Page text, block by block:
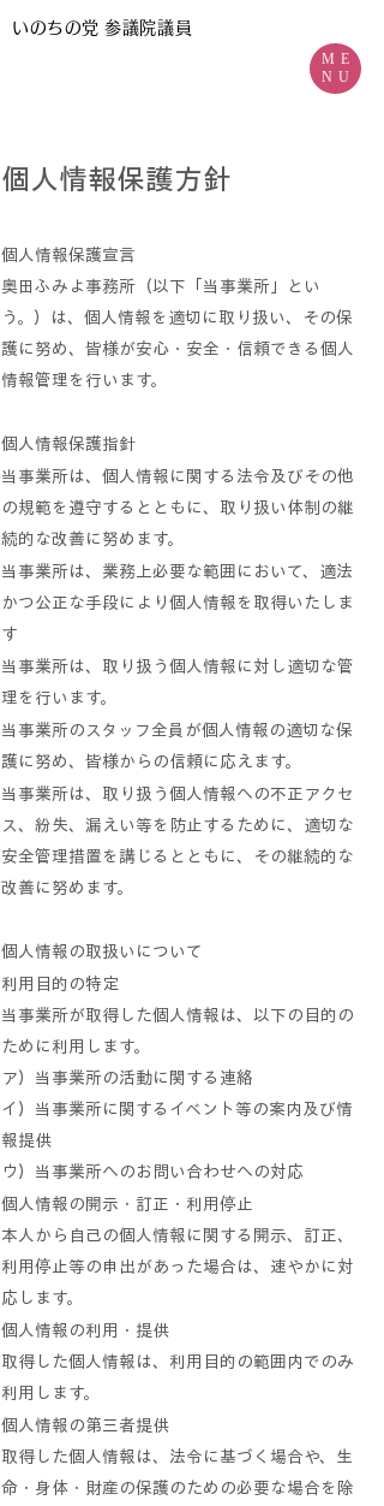
いのちの党参議院議員
ME
NU
個人情報保護方針
個人情報保護宣言
奥田ふみよ事務所（以下「当事業所」とい
う。）は、個人情報を適切に取り扱い、その保
護に努め、皆様が安心・安全・信頼できる個人
情報管理を行います。
個人情報保護指針
当事業所は、個人情報に関する法令及びその他
の規範を遵守するとともに、取り扱い体制の継
続的な改善に努めます。
当事業所は、業務上必要な範囲において、適法
かつ公正な手段により個人情報を取得いたしま
す
当事業所は、取り扱う個人情報に対し適切な管
理を行います。
当事業所のスタッフ全員が個人情報の適切な保
護に努め、皆様からの信頼に応えます。
当事業所は、取り扱う個人情報への不正アクセ
ス、紛失、漏えい等を防止するために、適切な
安全管理措置を講じるとともに、その継続的な
改善に努めます。
個人情報の取扱いについて
利用目的の特定
当事業所が取得した個人情報は、以下の目的の
ために利用します。
ア）当事業所の活動に関する連絡
イ）当事業所に関するイベント等の案内及び情
報提供
ウ）当事業所へのお問い合わせへの対応
個人情報の開示・訂正・利用停止
本人から自己の個人情報に関する開示、訂正、
利用停止等の申出があった場合は、速やかに対
応します。
個人情報の利用・提供
取得した個人情報は、利用目的の範囲内でのみ
利用します。
個人情報の第三者提供
取得した個人情報は、法令に基づく場合や、生
命・身体・財産の保護のための必要な場合を除